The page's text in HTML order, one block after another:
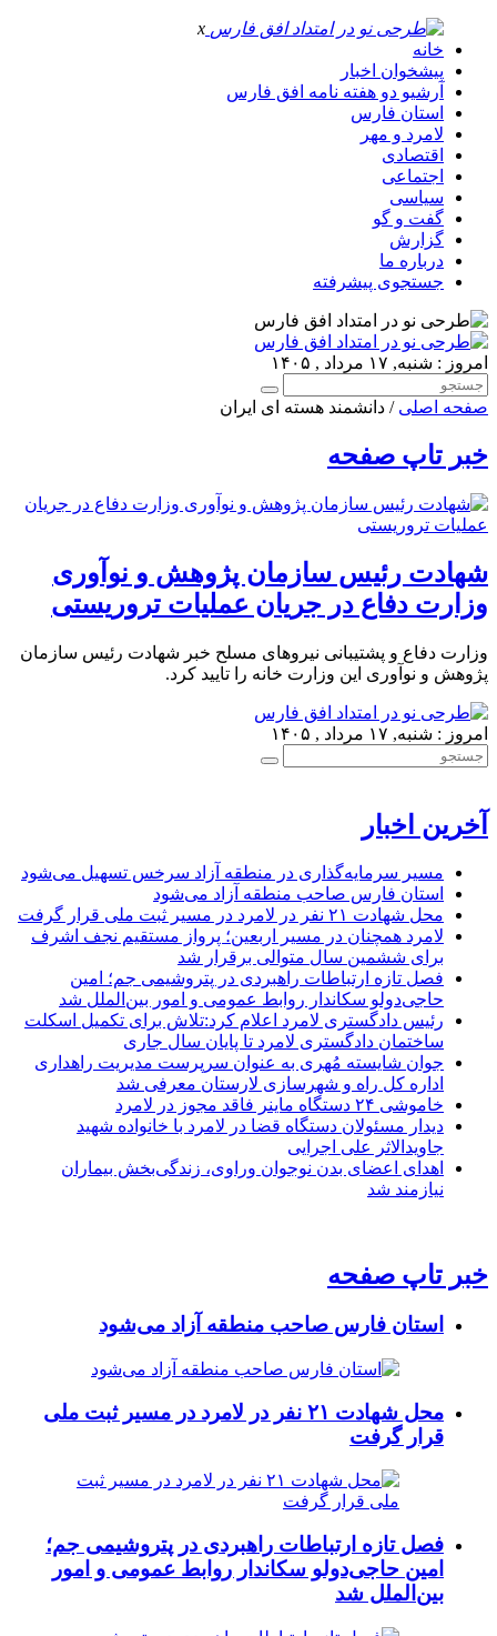
x
خانه
پیشخوان اخبار
آرشیو دو هفته نامه افق فارس
استان فارس
لامرد و مهر
اقتصادی
اجتماعی
سیاسی
گفت و گو
گزارش
درباره ما
جستجوی پیشرفته
امروز : شنبه, ۱۷ مرداد , ۱۴۰۵
صفحه اصلی / دانشمند هسته ای ایران
خبر تاپ صفحه
شهادت رئیس سازمان پژوهش و نوآوری
وزارت دفاع در جریان عملیات تروریستی
وزارت دفاع و پشتیبانی نیروهای مسلح خبر شهادت رئیس سازمان
پژوهش و نوآوری این وزارت خانه را تایید کرد.
امروز : شنبه, ۱۷ مرداد , ۱۴۰۵
آخرین اخبار
مسیر سرمایه‌گذاری در منطقه آزاد سرخس تسهیل می‌شود
استان فارس صاحب منطقه آزاد می‌شود
محل شهادت ۲۱ نفر در لامرد در مسیر ثبت ملی قرار گرفت
لامرد همچنان در مسیر اربعین؛ پرواز مستقیم نجف اشرف
برای ششمین سال متوالی برقرار شد
فصل تازه ارتباطات راهبردی در پتروشیمی جم؛ امین
حاجی‌دولو سکاندار روابط عمومی و امور بین‌الملل شد
رئیس دادگستری لامرد اعلام کرد:تلاش برای تکمیل اسکلت
ساختمان دادگستری لامرد تا پایان سال جاری
جوان شایسته مُهری به عنوان سرپرست مدیریت راهداری
اداره کل راه و شهرسازی لارستان معرفی شد
خاموشی ۲۴ دستگاه ماینر فاقد مجوز در لامرد
دیدار مسئولان دستگاه قضا در لامرد با خانواده شهید
جاویدالاثر علی اجرایی
اهدای اعضای بدن نوجوان وراوی، زندگی‌بخش بیماران
نیازمند شد
خبر تاپ صفحه
استان فارس صاحب منطقه آزاد می‌شود
محل شهادت ۲۱ نفر در لامرد در مسیر ثبت ملی
قرار گرفت
فصل تازه ارتباطات راهبردی در پتروشیمی جم؛
امین حاجی‌دولو سکاندار روابط عمومی و امور
بین‌الملل شد